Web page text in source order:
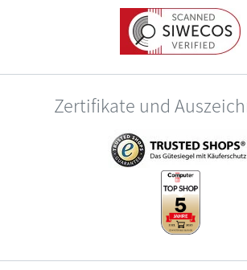
Zertifikate und